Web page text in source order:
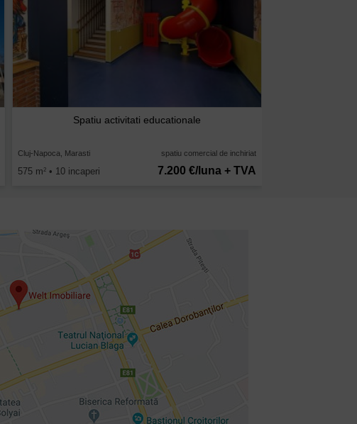
Spatiu activitati educationale
Cluj-Napoca, Marasti spatiu comercial de inchiriat
575 m2 • 10 incaperi 7.200 €/luna + TVA